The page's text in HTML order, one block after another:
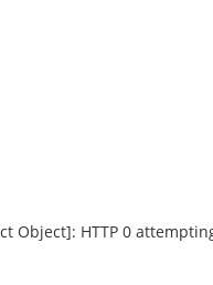
Object]: HTTP 0